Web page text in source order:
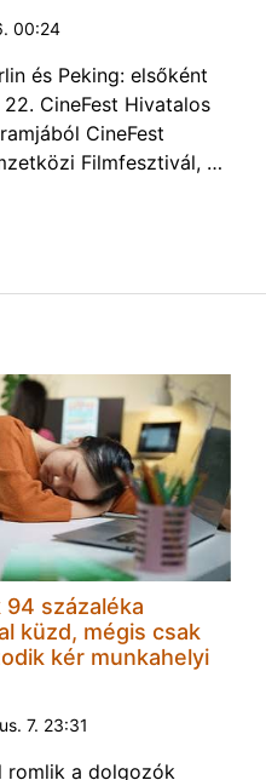
00:24
és Peking: elsőként
CineFest Hivatalos
CineFest
Filmfesztivál, …
százaléka
küzd, mégis csak
kér munkahelyi
7. 23:31
romlik a dolgozók